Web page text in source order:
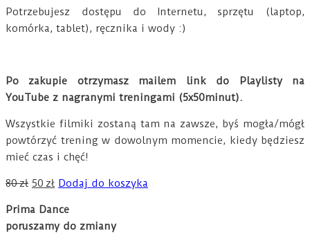
Potrzebujesz dostępu do Internetu, sprzętu (laptop,
komórka, tablet), ręcznika i wody :)
Po zakupie otrzymasz mailem link do Playlisty na
YouTube z nagranymi treningami (5x50minut).
Wszystkie filmiki zostaną tam na zawsze, byś mogła/mógł
powtórzyć trening w dowolnym momencie, kiedy będziesz
mieć czas i chęć!
80zł Pierwotna
wynosiła:
80 zł.
50 złAktualna
wynosi:
50 zł.
Dodaj do koszyka
Prima Dance
poruszamy do zmiany